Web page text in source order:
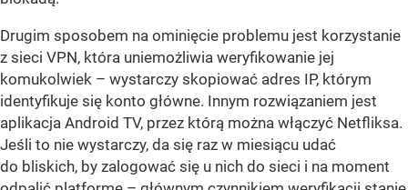
Drugim sposobem na ominięcie problemu jest korzystanie
z sieci VPN, która uniemożliwia weryfikowanie jej
komukolwiek – wystarczy skopiować adres IP, którym
identyfikuje się konto główne. Innym rozwiązaniem jest
aplikacja Android TV, przez którą można włączyć Netfliksa.
Jeśli to nie wystarczy, da się raz w miesiącu udać
do bliskich, by zalogować się u nich do sieci i na moment